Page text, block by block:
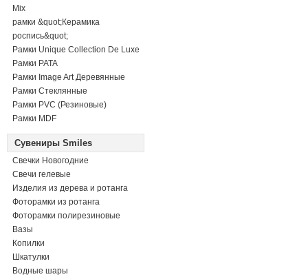
Mix
рамки &quot;Керамика
роспись&quot;
Рамки Unique Collection De Luxe
Рамки PATA
Рамки Image Art Деревянные
Рамки Стеклянные
Рамки PVC (Резиновые)
Рамки MDF
Сувениры Smiles
Свечки Новогодние
Свечи гелевые
Изделия из дерева и ротанга
Фоторамки из ротанга
Фоторамки полирезиновые
Вазы
Копилки
Шкатулки
Водные шары